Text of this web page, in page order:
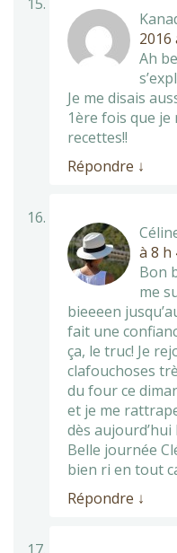
2016
Ah
Je me disais
1ère fois que je
recettes!!
Répondre ↓
à 8 h
Bon
me
bieeeen
fait une
ça, le truc! Je
clafouchoses
du four ce
et je me
dès
Belle journée
bien ri en tout
Répondre ↓